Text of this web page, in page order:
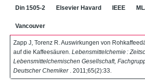
Din 1505-2 Elsevier Havard IEEE
Vancouver
Zapp J, Torenz R. Auswirkungen von
auf die Kaffeesäuren. Lebensmittelchemie :
Lebensmittelchemischen Gesellschaft,
Deutscher Chemiker . 2011;65(2):33.